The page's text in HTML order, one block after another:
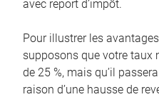
avec report d’impôt.
Pour illustrer les
supposons que votre taux
de 25 %, mais qu’il
raison d’une hausse de